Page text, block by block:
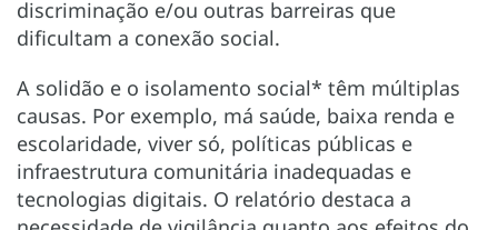
discriminação e/ou outras barreiras que
dificultam a conexão social.
A solidão e o isolamento social* têm múltiplas
causas. Por exemplo, má saúde, baixa renda e
escolaridade, viver só, políticas públicas e
infraestrutura comunitária inadequadas e
tecnologias digitais. O relatório destaca a